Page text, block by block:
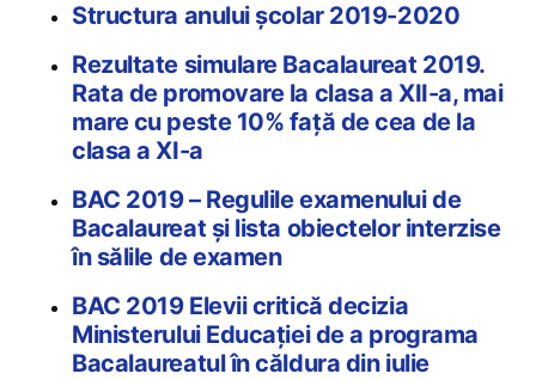
Structura anului școlar 2019-2020
Rezultate simulare Bacalaureat 2019.
Rata de promovare la clasa a XII-a, mai
mare cu peste 10% față de cea de la
clasa a XI-a
BAC 2019 – Regulile examenului de
Bacalaureat și lista obiectelor interzise
în sălile de examen
BAC 2019 Elevii critică decizia
Ministerului Educației de a programa
Bacalaureatul în căldura din iulie